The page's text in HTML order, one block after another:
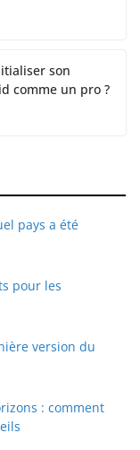
son
comme un pro ?
pays a été
pour les
version du
: comment